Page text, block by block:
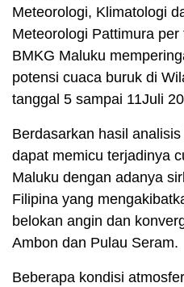
Meteorologi, Klimatologi
Meteorologi Pattimura
BMKG Maluku
potensi cuaca buruk di
tanggal 5 sampai 11Juli
Berdasarkan hasil
dapat memicu terjadinya
Maluku dengan adanya
Filipina yang
belokan angin dan
Ambon dan Pulau Seram.
Beberapa kondisi